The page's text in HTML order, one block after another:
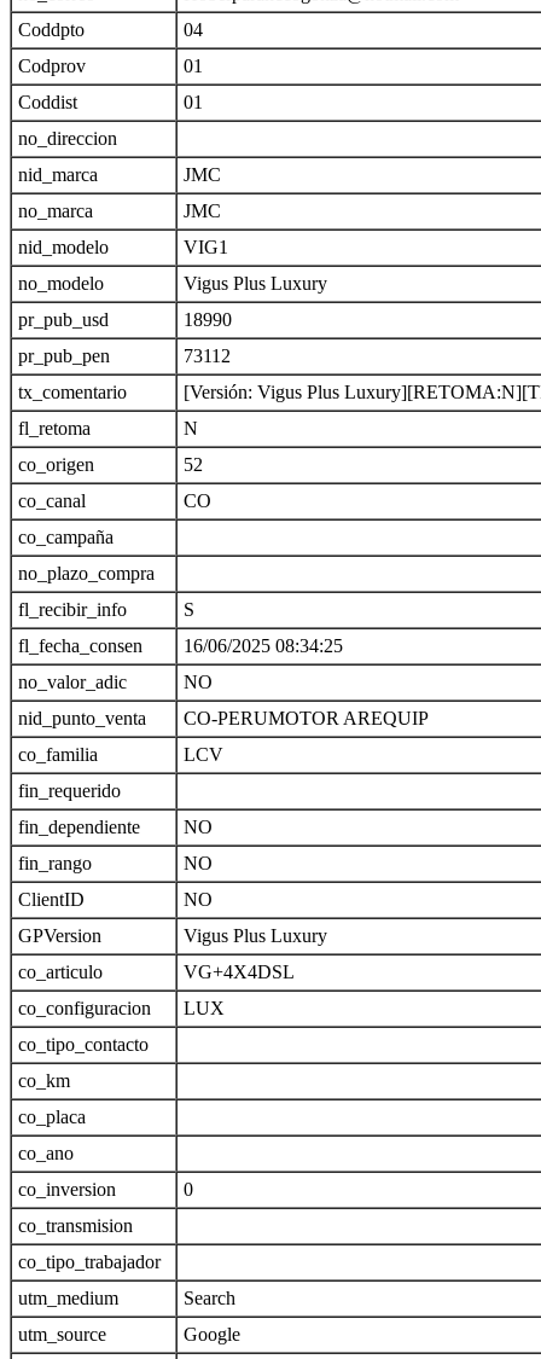
Coddpto
04
Codprov
01
Coddist
01
no_direccion
nid_marca
JMC
no_marca
JMC
nid_modelo
VIG1
no_modelo
Vigus Plus Luxury
pr_pub_usd
18990
pr_pub_pen
73112
tx_comentario
[Versión: Vigus Plus
fl_retoma
N
co_origen
52
co_canal
CO
co_campaña
no_plazo_compra
fl_recibir_info
S
fl_fecha_consen
16/06/2025 08:34:25
no_valor_adic
NO
nid_punto_venta
CO-PERUMOTOR AREQUIP
co_familia
LCV
fin_requerido
fin_dependiente
NO
fin_rango
NO
ClientID
NO
GPVersion
Vigus Plus Luxury
co_articulo
VG+4X4DSL
co_configuracion
LUX
co_tipo_contacto
co_km
co_placa
co_ano
co_inversion
0
co_transmision
co_tipo_trabajador
utm_medium
Search
utm_source
Google